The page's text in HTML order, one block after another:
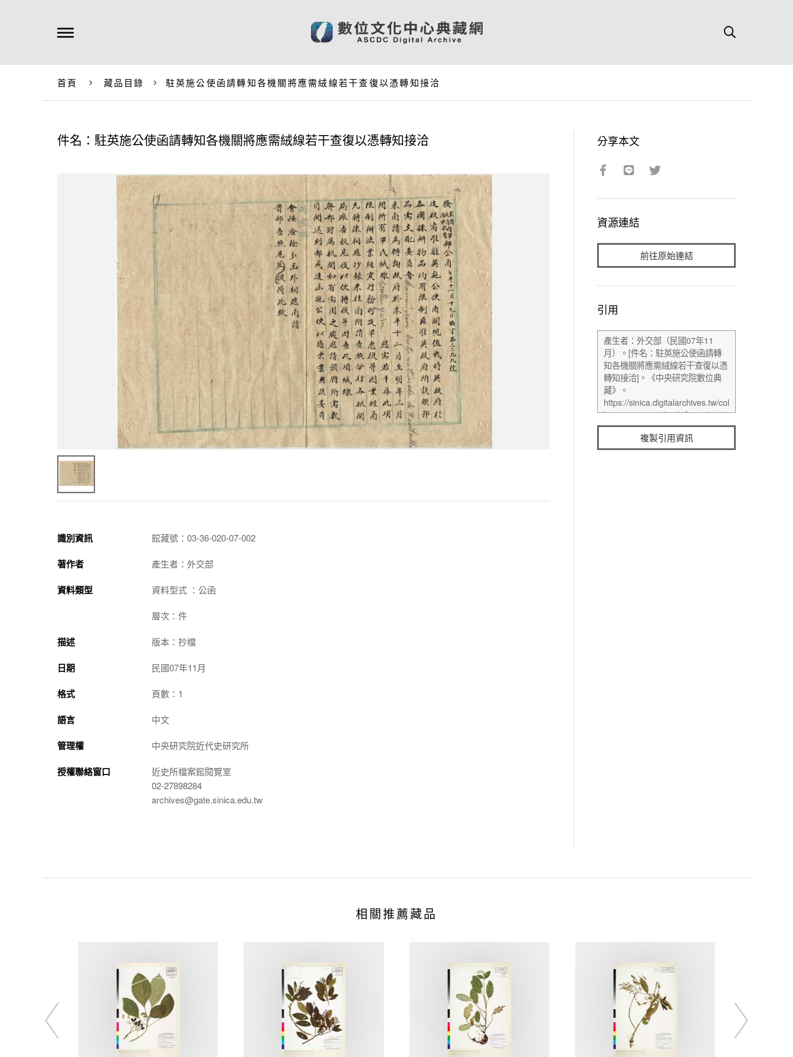
首頁 藏品目錄 駐英施公使函請轉知各機關將應需絨線若干查復以憑轉知接洽
件名：駐英施公使函請轉知各機關將應需絨線若干查復以憑轉知接洽
識別資訊 館藏號：03-36-020-07-002
著作者 產生者：外交部
資料類型 資料型式 ：公函
層次：件
描述 版本：抄檔
日期 民國07年11月
格式 頁數：1
語言 中文
管理權 中央研究院近代史研究所
授權聯絡窗口
近史所檔案館閱覽室
02-27898284
archives@gate.sinica.edu.tw
分享本文
資源連結
前往原始連結
引用
複製引用資訊
相關推薦藏品